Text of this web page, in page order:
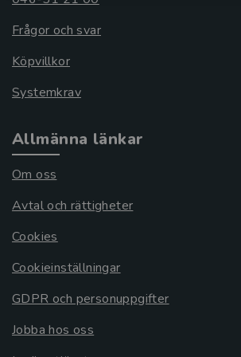
Frågor och svar
Köpvillkor
Systemkrav
Allmänna länkar
Om oss
Avtal och rättigheter
Cookies
Cookieinställningar
GDPR och personuppgifter
Jobba hos oss